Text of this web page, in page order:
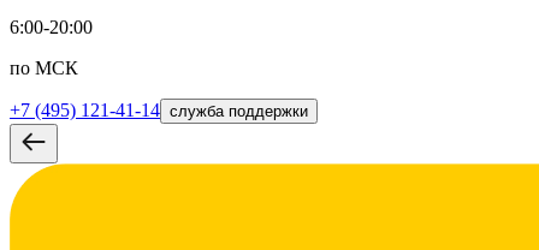
6:00-20:00
по МСК
+7 (495) 121-41-14 служба поддержки